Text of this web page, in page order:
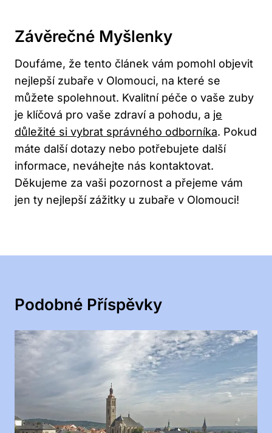
Závěrečné Myšlenky
Doufáme, že tento článek vám pomohl objevit
nejlepší zubaře v Olomouci, na které se
můžete spolehnout. Kvalitní péče o vaše zuby
je klíčová pro vaše zdraví a pohodu, a je
důležité si vybrat správného odborníka. Pokud
máte další dotazy nebo potřebujete další
informace, neváhejte nás kontaktovat.
Děkujeme za vaši pozornost a přejeme vám
jen ty nejlepší zážitky u zubaře v Olomouci!
Podobné Příspěvky